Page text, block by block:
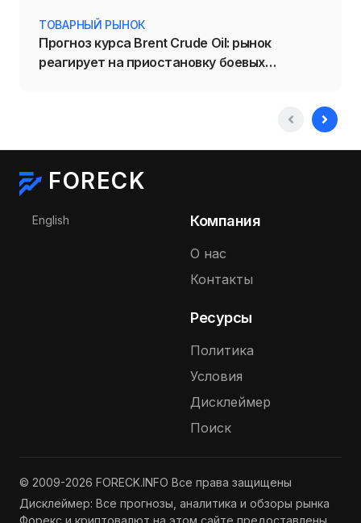
ТОВАРНЫЙ РЫНОК
Прогноз курса Brent Crude Oil: рынок
реагирует на приостановку боевых
FORECK
Выберите язык
English Компания
О нас
Контакты
Ресурсы
Политика
Условия
Дисклеймер
Поиск
© 2009-2026 FORECK.INFO Все права защищены
Дисклеймер: Все прогнозы, аналитика и обзоры рынка
Форекс и криптовалют на этом сайте предоставлены